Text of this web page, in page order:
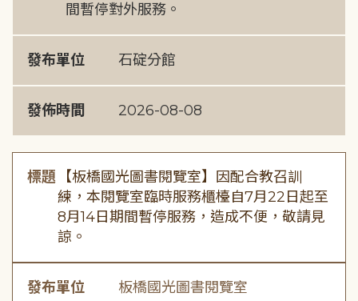
間暫停對外服務。
發布單位 石碇分館
發佈時間 2026-08-08
標題
【板橋國光圖書閱覽室】因配合教召訓
練，本閱覽室臨時服務櫃檯自7月22日起至
8月14日期間暫停服務，造成不便，敬請見
諒。
發布單位 板橋國光圖書閱覽室